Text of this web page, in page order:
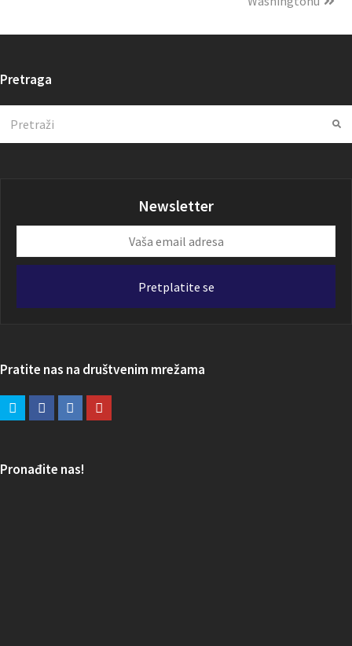
Pretraga
Newsletter
email
Pretplatite se
Pratite nas na društvenim mrežama
Pronađite nas!